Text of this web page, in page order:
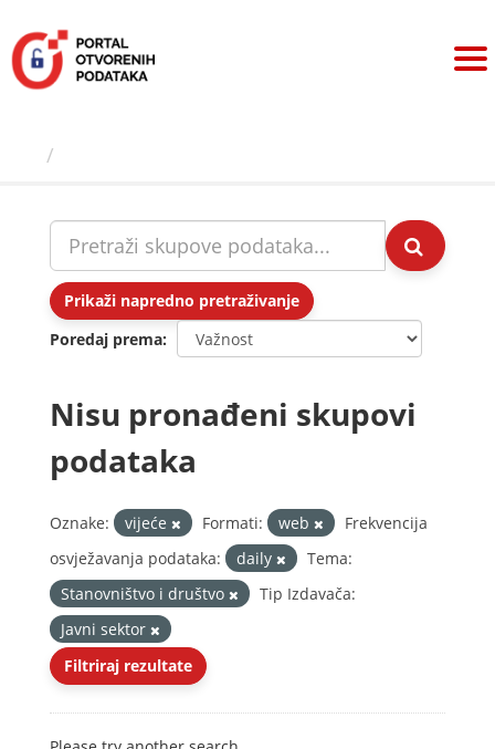
sadržaj
Prikaži napredno pretraživanje
Poredaj prema
Nisu pronađeni skupovi
podataka
Oznake: vijeće Formati: web
Frekvencija
osvježavanja podataka:
daily
Tema:
Stanovništvo i društvo
Tip Izdavača:
Javni sektor
Filtriraj rezultate